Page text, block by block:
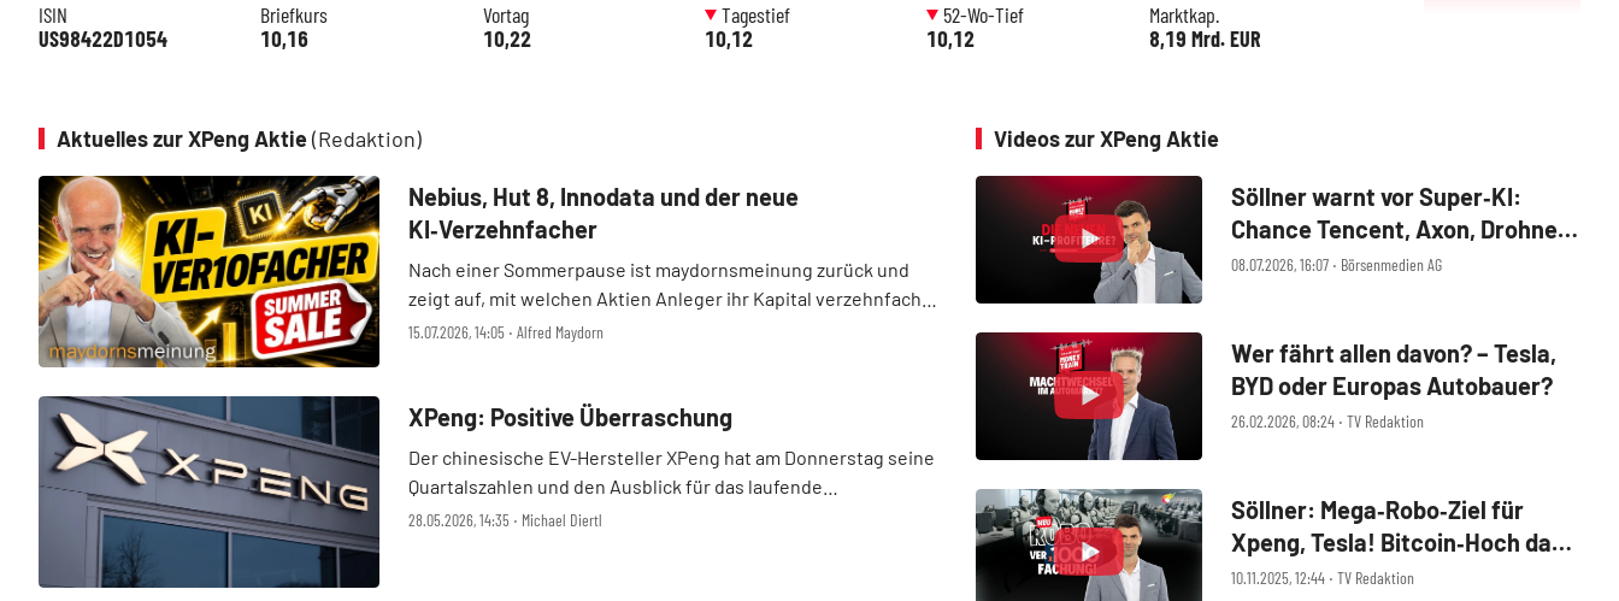
ISIN
US98422D1054
Briefkurs
10,16
Vortag
10,22
Tagestief
10,12
52-Wo-Tief
10,12
Marktkap.
8,19 Mrd. EUR
Aktuelles zur XPeng Aktie(Redaktion)
15.07.2026, 14:05 ‧ Alfred Maydorn
Nebius, Hut 8, Innodata und der neue
KI‑Verzehnfacher
Nach einer Sommerpause ist maydornsmeinung zurück und
zeigt auf, mit welchen Aktien Anleger ihr Kapital verzehnfachen
konnten – und welche dafür zukünftig in Frage kommen. Aber
28.05.2026, 14:35 ‧ Michael Diertl
XPeng: Positive Überraschung
Der chinesische EV-Hersteller XPeng hat am Donnerstag seine
Quartalszahlen und den Ausblick für das laufende
Geschäftsquartal veröffentlicht. Während erstere gemischt
Videos zur XPeng Aktie
08.07.2026, 16:07 ‧ Börsenmedien AG
Söllner warnt vor Super‑KI:
Chance Tencent, Axon, Drohnen
‑ Vorsicht Nvidia
26.02.2026, 08:24 ‧ TV Redaktion
Wer fährt allen davon? – Tesla,
BYD oder Europas Autobauer?
10.11.2025, 12:44 ‧ TV Redaktion
Söllner: Mega‑Robo‑Ziel für
Xpeng, Tesla! Bitcoin‑Hoch da?!
BMW rockt, Bloom, D‑Wave,